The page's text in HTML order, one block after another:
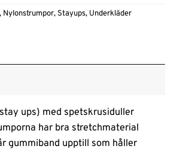
, Nylonstrumpor, Stayups, Underkläder
ups) med spetskrusiduller
har bra stretchmaterial
gummiband upptill som håller